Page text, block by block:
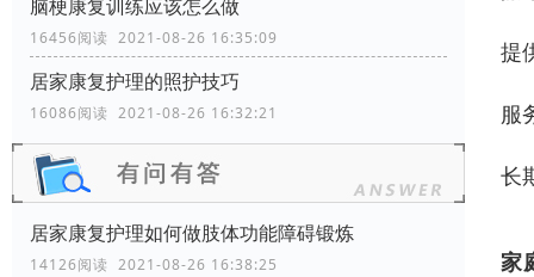
脑梗康复训练应该怎么做
16456阅读 2021-08-26 16:35:09
居家康复护理的照护技巧
16086阅读 2021-08-26 16:32:21
居家康复护理如何做肢体功能障碍锻炼
14126阅读 2021-08-26 16:38:25
提
服
长
家